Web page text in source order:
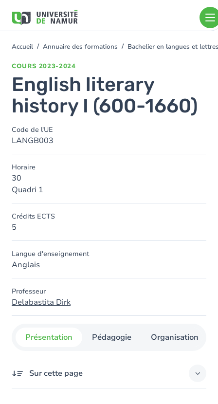
contenu
You
Accueil Annuaire des formations Bachelier en langues et
COURS 2023-2024
English literary
history I (600-1660)
Code de l'UE
LANGB003
Horaire
30
Quadri 1
Crédits ECTS
5
Langue d'enseignement
Anglais
Professeur
Delabastita Dirk
Présentation Pédagogie Organisation
Sur cette page